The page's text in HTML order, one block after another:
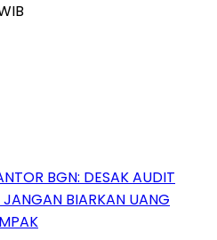
BGN: DESAK AUDIT
BIARKAN UANG